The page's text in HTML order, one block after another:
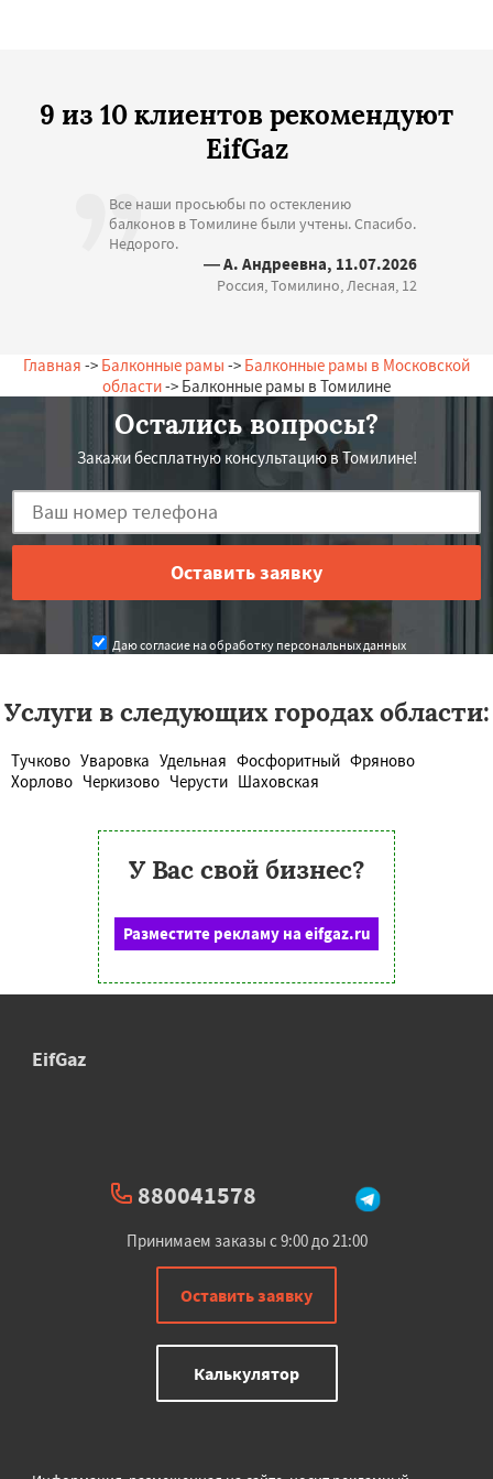
9 из 10 клиентов рекомендуют
EifGaz
Все наши просьюбы по остеклению
балконов в Томилине были учтены. Спасибо.
Недорого.
— А. Андреевна, 11.07.2026
Россия, Томилино, Лесная, 12
Главная -> Балконные рамы -> Балконные рамы в Московской
области-> Балконные рамы в Томилине
Остались вопросы?
Закажи бесплатную консультацию в Томилине!
Даю согласие на обработку персональных данных
Услуги в следующих городах области:
Тучково Уваровка Удельная Фосфоритный Фряново
Хорлово Черкизово Черусти Шаховская
У Вас свой бизнес?
Разместите рекламу на eifgaz.ru
EifGaz
880041578
Принимаем заказы с 9:00 до 21:00
Оставить заявку
Калькулятор